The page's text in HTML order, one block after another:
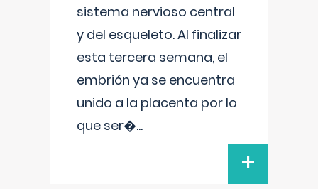
sistema nervioso central
y del esqueleto. Al finalizar
esta tercera semana, el
embrión ya se encuentra
unido a la placenta por lo
que ser�...
+